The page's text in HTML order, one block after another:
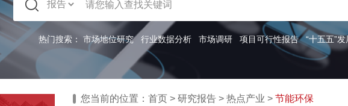
热门搜索： 市场地位研究 行业数据分析 市场调研 项目可行性报告 “十五五”
您当前的位置： 首页 > 研究报告 > 热点产业 > 节能环保